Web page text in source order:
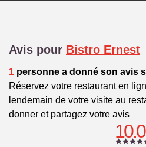
Avis pour Bistro Ernest
1 personne a donné son avis
Réservez votre restaurant en
lendemain de votre visite au
donner et partagez votre avis
10.0